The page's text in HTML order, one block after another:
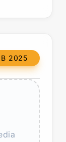
2025